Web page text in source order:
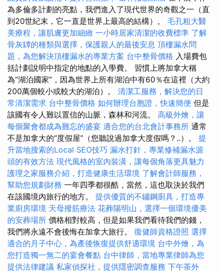
為多倫多計劃的亮點，我們進入了現代世界的奇觀之一（直
到20世紀末，它一直是世界上最高的結構）。 毛孔粗大醫
美療程，讓肌膚更加細緻 一小時居家清潔的收費標準 了解
骨灰罈的種類與選擇，保護親人的最後安息 頂樓漏水問
題，為您解決頂樓漏水的專業方案 台中整骨價格 入場費包
括計劃說明中指定的地點的入學費。 習慣上將加拿大稱
為“湖泊國家”，因為世界上所有湖泊中有60％在這裡（大約
200萬個較小或較大的湖泊）。 清潔工服務，解決您的日
常清潔需求 台中整骨價格 如何辦理台胞證，快速簡便 但是
該國有令人難以置信的山脈，森林和河流。 高級外燴，讓
每個聚會都成為難忘的盛宴 適合您的台北會計事務所 通常
不是加拿大的“度假屋”（您聽說過加拿大度假嗎？..）。 提
升當地搜索的Local SEO技巧 漏水打針，專業修補漏水源
頭的有效方法 現代風格的室內裝潢，讓每個角落更具魅力
護理之家服務介紹，打造健康生活環境 了解會計師服務，
幫助您規劃財務 一年四季都很酷，當然，這也取決於我們
在該國境內旅行的地方。 提供優質的不鏽鋼廚具，打造專
業廚房環境 天母撥筋療法 花葬陽明山，選擇一個環境優美
的安葬場所 價格相對較高，但是如果我們看待我們的錢，
我們將永遠不會後悔在加拿大旅行。 復健師資格證照 選擇
適合的月子中心，為產後恢復提供舒適環境 台中外燴，為
您打造獨一無二的宴會餐點 台中律師，當地專業律師為您
提供法律建議 私家偵探社，提供隱密調查服務 下午茶外